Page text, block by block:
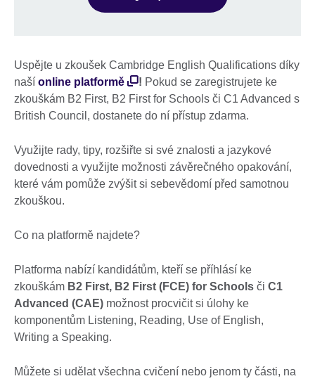
Uspějte u zkoušek Cambridge English Qualifications díky
naší online platformě ! Pokud se zaregistrujete ke
zkouškám B2 First, B2 First for Schools či C1 Advanced s
British Council, dostanete do ní přístup zdarma.
Využijte rady, tipy, rozšiřte si své znalosti a jazykové
dovednosti a využijte možnosti závěrečného opakování,
které vám pomůže zvýšit si sebevědomí před samotnou
zkouškou.
Co na platformě najdete?
Platforma nabízí kandidátům, kteří se příhlásí ke
zkouškám B2 First, B2 First (FCE) for Schools či C1
Advanced (CAE) možnost procvičit si úlohy ke
komponentům Listening, Reading, Use of English,
Writing a Speaking.
Můžete si udělat všechna cvičení nebo jenom ty části, na